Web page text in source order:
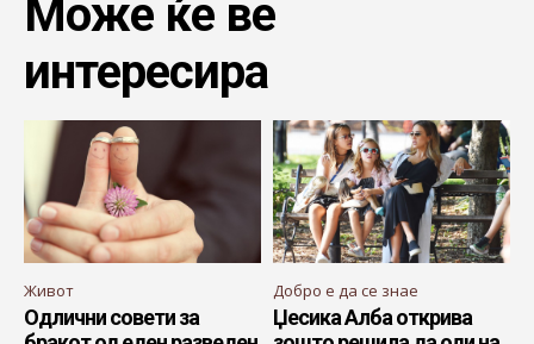
Може ќе ве
интересира
Живот
Одлични совети за
Добро е да се знае
Џесика Алба открива